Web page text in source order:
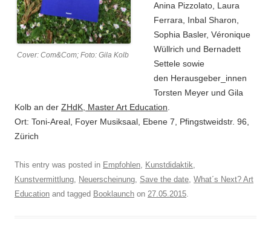
Cover: Com&Com; Foto: Gila Kolb
Anina Pizzolato, Laura
Ferrara, Inbal Sharon,
Sophia Basler, Véronique
Wüllrich und Bernadett
Settele sowie
den Herausgeber_innen
Torsten Meyer und Gila
Kolb an der ZHdK, Master Art Education
Ort: Toni-Areal, Foyer Musiksaal, Ebene 7, Pfingstweidstr. 96,
Zürich
This entry was posted in Empfohlen, Kunstdidaktik,
Kunstvermittlung, Neuerscheinung, Save the date, What´s Next? Art
Education and tagged Booklaunch on 27.05.2015.